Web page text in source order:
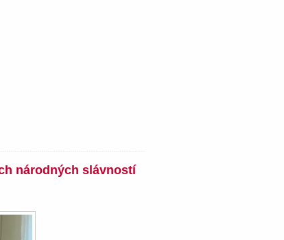
národných slávností